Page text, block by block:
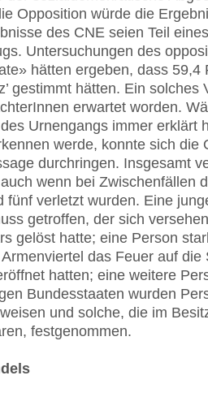
Opposition würde die
des CNE seien Teil
Untersuchungen des
hätten ergeben, dass 59,4
gestimmt hätten. Ein solches
erwartet worden.
Urnengangs immer erklärt
werde, konnte sich die
durchringen. Insgesamt
wenn bei Zwischenfällen
fünf verletzt wurden. Eine
getroffen, der sich
gelöst hatte; eine Person
das Feuer auf die
hatten; eine weitere
Bundesstaaten wurden
und solche, die im
festgenommen.